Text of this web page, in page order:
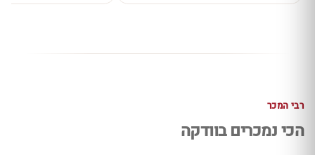
רבי המכר
הכי נמכרים בוודקה